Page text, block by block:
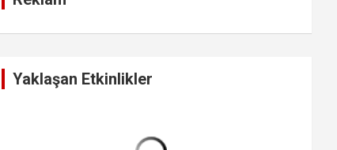
Yaklaşan Etkinlikler